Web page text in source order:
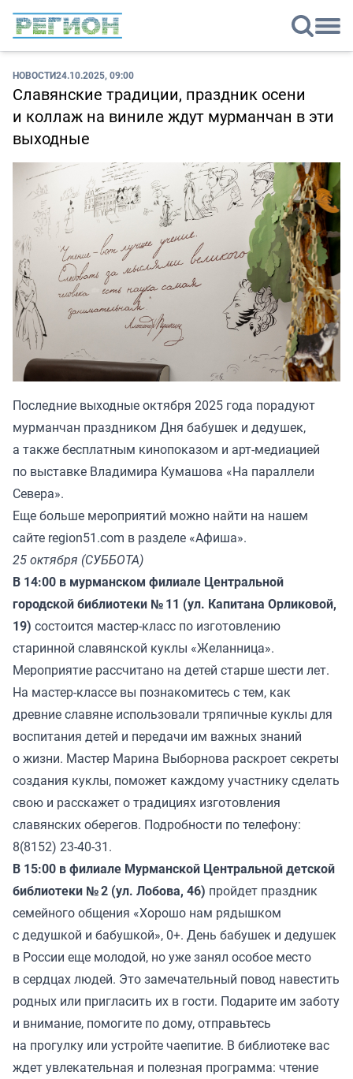
НОВОСТИ24.10.2025, 09:00
Славянские традиции, праздник осени
и коллаж на виниле ждут мурманчан в эти
выходные
Последние выходные октября 2025 года порадуют
мурманчан праздником Дня бабушек и дедушек,
а также бесплатным кинопоказом и арт-медиацией
по выставке Владимира Кумашова «На параллели
Севера».
Еще больше мероприятий можно найти на нашем
сайте region51.com в разделе «Афиша».
25 октября (СУББОТА)
В 14:00 в мурманском филиале Центральной
городской библиотеки № 11 (ул. Капитана Орликовой,
19) состоится мастер-класс по изготовлению
старинной славянской куклы «Желанница».
Мероприятие рассчитано на детей старше шести лет.
На мастер-классе вы познакомитесь с тем, как
древние славяне использовали тряпичные куклы для
воспитания детей и передачи им важных знаний
о жизни. Мастер Марина Выборнова раскроет секреты
создания куклы, поможет каждому участнику сделать
свою и расскажет о традициях изготовления
славянских оберегов. Подробности по телефону:
8(8152) 23-40-31.
В 15:00 в филиале Мурманской Центральной детской
библиотеки № 2 (ул. Лобова, 46) пройдет праздник
семейного общения «Хорошо нам рядышком
с дедушкой и бабушкой», 0+. День бабушек и дедушек
в России еще молодой, но уже занял особое место
в сердцах людей. Это замечательный повод навестить
родных или пригласить их в гости. Подарите им заботу
и внимание, помогите по дому, отправьтесь
на прогулку или устройте чаепитие. В библиотеке вас
ждет увлекательная и полезная программа: чтение